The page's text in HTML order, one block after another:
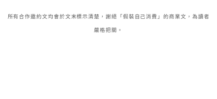
所有合作邀約文均會於文末標示清楚，謝絕「假裝自己消費」的商業文，為讀者
嚴格把關。